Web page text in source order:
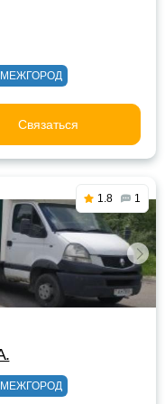
МЕЖГОРОД
Связаться
1.8 1
МЕЖГОРОД